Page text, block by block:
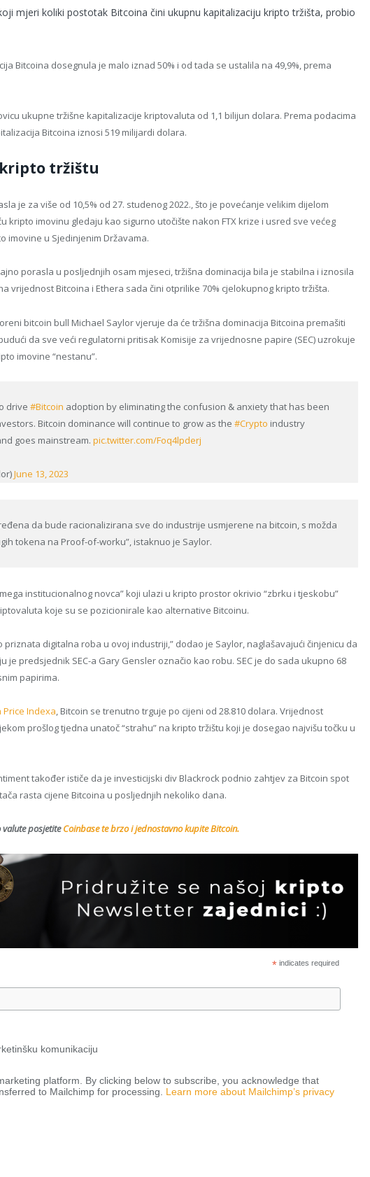
mjeri koliki postotak Bitcoina čini ukupnu kapitalizaciju kripto tržišta, probio
Bitcoina dosegnula je malo iznad 50% i od tada se ustalila na 49,9%, prema
ukupne tržišne kapitalizacije kriptovaluta od 1,1 bilijun dolara. Prema podacima
Bitcoina iznosi 519 milijardi dolara.
tržištu
je za više od 10,5% od 27. studenog 2022., što je povećanje velikim dijelom
kripto imovinu gledaju kao sigurno utočište nakon FTX krize i usred sve većeg
imovine u Sjedinjenim Državama.
porasla u posljednjih osam mjeseci, tržišna dominacija bila je stabilna i iznosila
vrijednost Bitcoina i Ethera sada čini otprilike 70% cjelokupnog kripto tržišta.
bitcoin bull Michael Saylor vjeruje da će tržišna dominacija Bitcoina premašiti
da sve veći regulatorni pritisak Komisije za vrijednosne papire (SEC) uzrokuje
imovine “nestanu”.
drive#Bitcoin adoption by eliminating the confusion & anxiety that has been
Bitcoin dominance will continue to grow as the#Crypto industry
goes mainstream.pic.twitter.com/Foq4lpderj
June 13, 2023
da bude racionalizirana sve do industrije usmjerene na bitcoin, s možda
tokena na Proof-of-worku”, istaknuo je Saylor.
institucionalnog novca” koji ulazi u kripto prostor okrivio “zbrku i tjeskobu”
koje su se pozicionirale kao alternative Bitcoinu.
priznata digitalna roba u ovoj industriji,” dodao je Saylor, naglašavajući činjenicu da
je predsjednik SEC-a Gary Gensler označio kao robu. SEC je do sada ukupno 68
papirima.
Indexa, Bitcoin se trenutno trguje po cijeni od 28.810 dolara. Vrijednost
prošlog tjedna unatoč “strahu” na kripto tržištu koji je dosegao najvišu točku u
također ističe da je investicijski div Blackrock podnio zahtjev za Bitcoin spot
rasta cijene Bitcoina u posljednjih nekoliko dana.
posjetite Coinbase te brzo i jednostavno kupite Bitcoin.
*indicates required
komunikaciju
platform. By clicking below to subscribe, you acknowledge that
to Mailchimp for processing. Learn more about Mailchimp’s privacy